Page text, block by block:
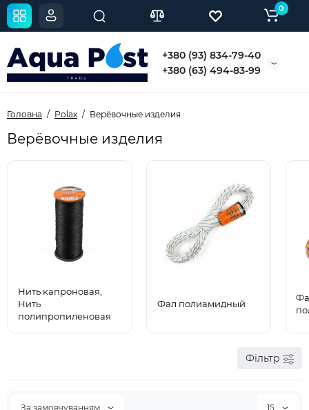
+380 (93) 834-79-40
+380 (63) 494-83-99
0
Головна Polax Верёвочные изделия
Верёвочные изделия
Нить капроновая,
Нить
полипропиленовая
Фал полиамидный
Фільтр
За замовчуванням 15